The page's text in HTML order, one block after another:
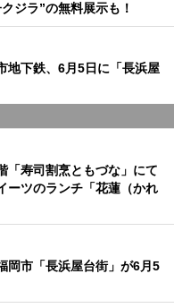
ジラ”の無料展示も！
下鉄、6月5日に「長浜屋
「寿司割烹ともづな」にて
ーツのランチ「花蓮（かれ
市「長浜屋台街」が6月5